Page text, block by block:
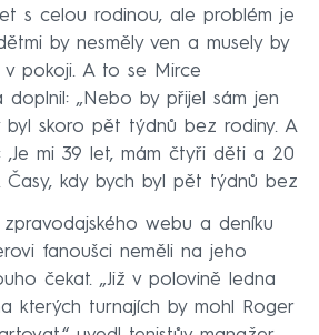
s celou rodinou, ale problém je
by nesměly ven a musely by
v pokoji. A to se Mirce
doplnil: „Nebo by přijel sám jen
byl skoro pět týdnů bez rodiny. A
‚Je mi 39 let, mám čtyři děti a 20
Časy, kdy bych byl pět týdnů bez
zpravodajského webu a deníku
fanoušci neměli na jeho
čekat. „Již v polovině ledna
kterých turnajích by mohl Roger